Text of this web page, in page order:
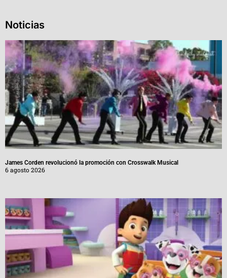
Noticias
James Corden revolucionó la promoción con Crosswalk Musical
6 agosto 2026